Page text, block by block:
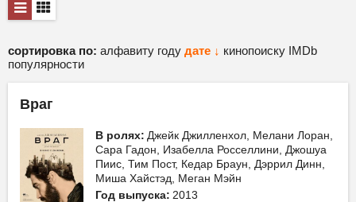
сортировка по: алфавиту году дате ↓ кинопоиску IMDb
популярности
Враг
В ролях: Джейк Джилленхол, Мелани Лоран,
Сара Гадон, Изабелла Росселлини, Джошуа
Пиис, Тим Пост, Кедар Браун, Дэррил Динн,
Миша Хайстэд, Меган Мэйн
Год выпуска: 2013